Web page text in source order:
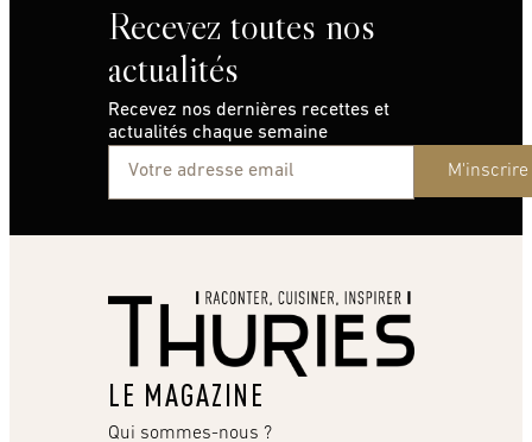
Recevez toutes nos
actualités
Recevez nos dernières recettes et
actualités chaque semaine
M'inscrire
LE MAGAZINE
Qui sommes-nous ?